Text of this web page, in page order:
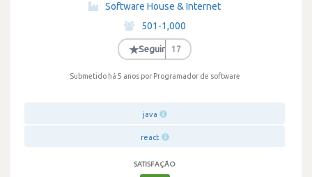
Software House & Internet
·
501-1,000
·
★Seguir 17
Submetido há 5 anos por Programador de software
java
react
SATISFAÇÃO